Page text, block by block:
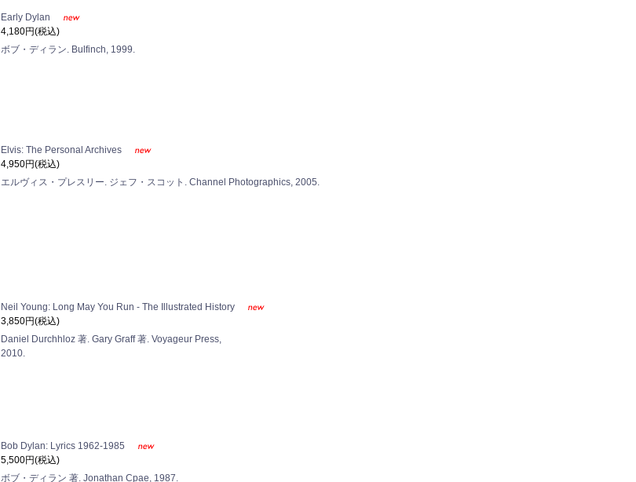
Early Dylan
4,180円(税込)
ボブ・ディラン. Bulfinch, 1999.
Elvis: The Personal Archives
4,950円(税込)
エルヴィス・プレスリー. ジェフ・スコット. Channel Photographics, 2005.
Neil Young: Long May You Run - The Illustrated History
3,850円(税込)
Daniel Durchhloz 著. Gary Graff 著. Voyageur Press,
2010.
Bob Dylan: Lyrics 1962-1985
5,500円(税込)
ボブ・ディラン 著. Jonathan Cpae, 1987.